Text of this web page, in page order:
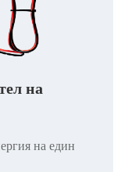
на
на един